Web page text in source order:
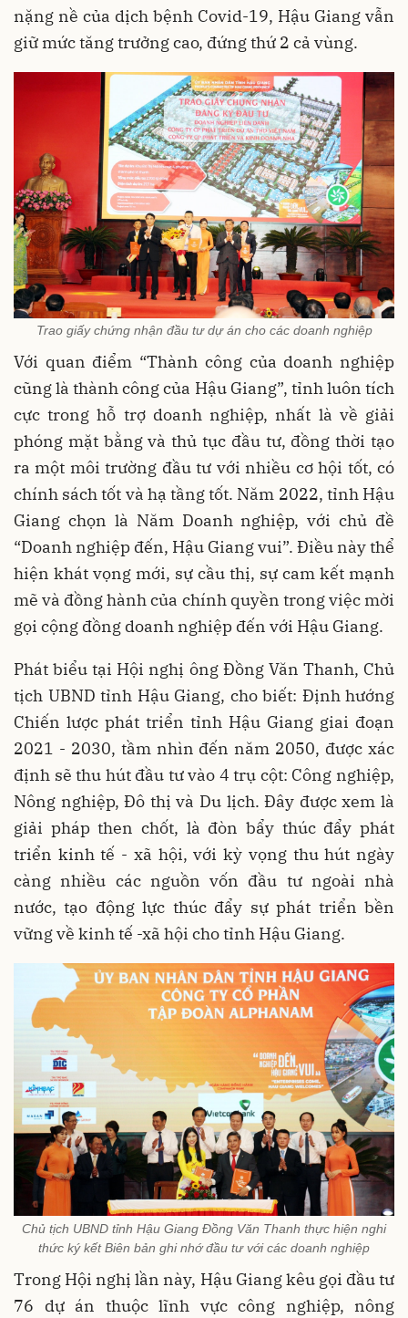
nặng nề của dịch bệnh Covid-19, Hậu Giang vẫn
giữ mức tăng trưởng cao, đứng thứ 2 cả vùng.
Trao giấy chứng nhận đầu tư dự án cho các doanh nghiệp
Với quan điểm “Thành công của doanh nghiệp
cũng là thành công của Hậu Giang”, tỉnh luôn tích
cực trong hỗ trợ doanh nghiệp, nhất là về giải
phóng mặt bằng và thủ tục đầu tư, đồng thời tạo
ra một môi trường đầu tư với nhiều cơ hội tốt, có
chính sách tốt và hạ tầng tốt. Năm 2022, tỉnh Hậu
Giang chọn là Năm Doanh nghiệp, với chủ đề
“Doanh nghiệp đến, Hậu Giang vui”. Điều này thể
hiện khát vọng mới, sự cầu thị, sự cam kết mạnh
mẽ và đồng hành của chính quyền trong việc mời
gọi cộng đồng doanh nghiệp đến với Hậu Giang.
Phát biểu tại Hội nghị ông Đồng Văn Thanh, Chủ
tịch UBND tỉnh Hậu Giang, cho biết: Định hướng
Chiến lược phát triển tỉnh Hậu Giang giai đoạn
2021 - 2030, tầm nhìn đến năm 2050, được xác
định sẽ thu hút đầu tư vào 4 trụ cột: Công nghiệp,
Nông nghiệp, Đô thị và Du lịch. Đây được xem là
giải pháp then chốt, là đòn bẩy thúc đẩy phát
triển kinh tế - xã hội, với kỳ vọng thu hút ngày
càng nhiều các nguồn vốn đầu tư ngoài nhà
nước, tạo động lực thúc đẩy sự phát triển bền
vững về kinh tế -xã hội cho tỉnh Hậu Giang.
Chủ tịch UBND tỉnh Hậu Giang Đồng Văn Thanh thực hiện nghi
thức ký kết Biên bản ghi nhớ đầu tư với các doanh nghiệp
Trong Hội nghị lần này, Hậu Giang kêu gọi đầu tư
76 dự án thuộc lĩnh vực công nghiệp, nông